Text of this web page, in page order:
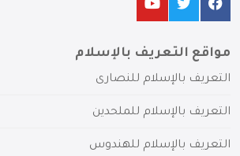
مواقع التعريف بالإسلام
التعريف بالإسلام للنصارى
التعريف بالإسلام للملحدين
التعريف بالإسلام للهندوس